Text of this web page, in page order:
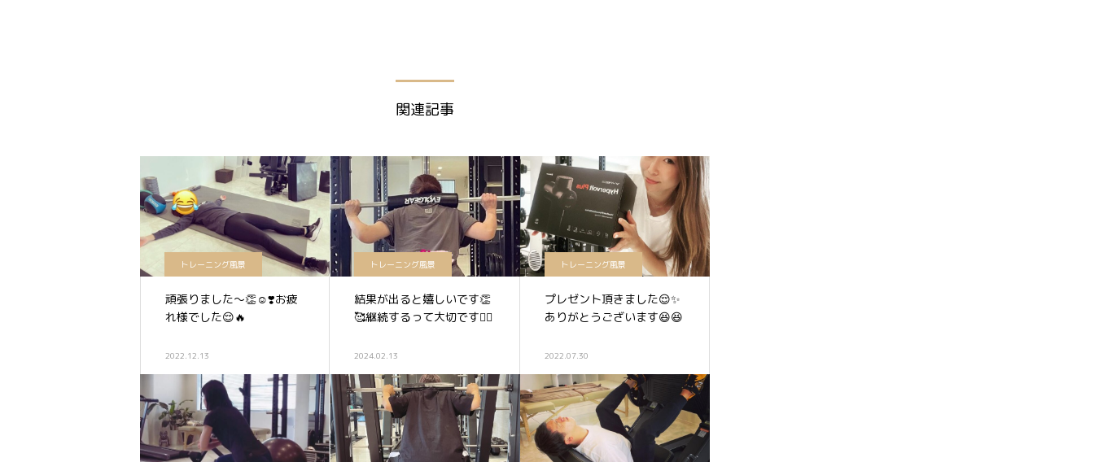
関連記事
トレーニング風景
頑張りました〜👏☺️❣️お疲
れ様でした😌🔥
2022.12.13
トレーニング風景
結果が出ると嬉しいです👏
🥰継続するって大切です🏋️‍♀️
2024.02.13
トレーニング風景
プレゼント頂きました😌✨
ありがとうございます😆😆
2022.07.30